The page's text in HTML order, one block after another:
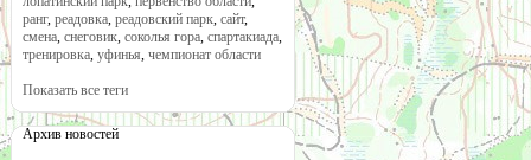
ранг, реадовка, реадовский парк, сайт,
смена, снеговик, соколья гора, спартакиада,
тренировка, уфинья, чемпионат области
Показать все теги
Архив новостей